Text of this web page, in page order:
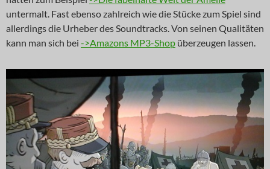
untermalt. Fast ebenso zahlreich wie die Stücke zum Spiel sind
allerdings die Urheber des Soundtracks. Von seinen Qualitäten
kann man sich bei ->Amazons MP3-Shop überzeugen lassen.